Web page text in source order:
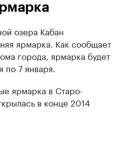
озера Кабан
ярмарка. Как сообщает
города, ярмарка будет
по 7 января.
ярмарка в Старо-
в конце 2014